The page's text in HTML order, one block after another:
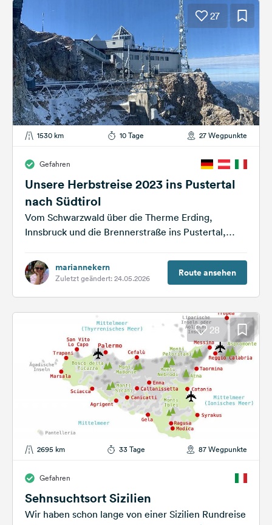
27
1530 km 10 Tage 27 Wegpunkte
Gefahren
Unsere Herbstreise 2023 ins Pustertal
nach Südtirol
Vom Schwarzwald über die Therme Erding,
Innsbruck und die Brennerstraße ins Pustertal,
Hochalpenstraße ins...
mariannekern
Zuletzt geändert: 24.05.2026 Route ansehen
28
2695 km 33 Tage 87 Wegpunkte
Gefahren
Sehnsuchtsort Sizilien
Wir haben schon lange von einer Sizilien Rundreise